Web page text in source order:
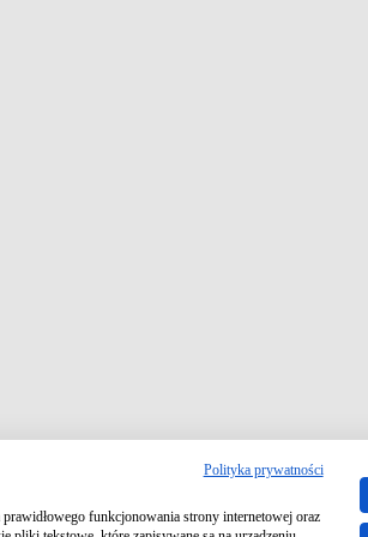
Polityka prywatności
funkcjonowania strony internetowej oraz